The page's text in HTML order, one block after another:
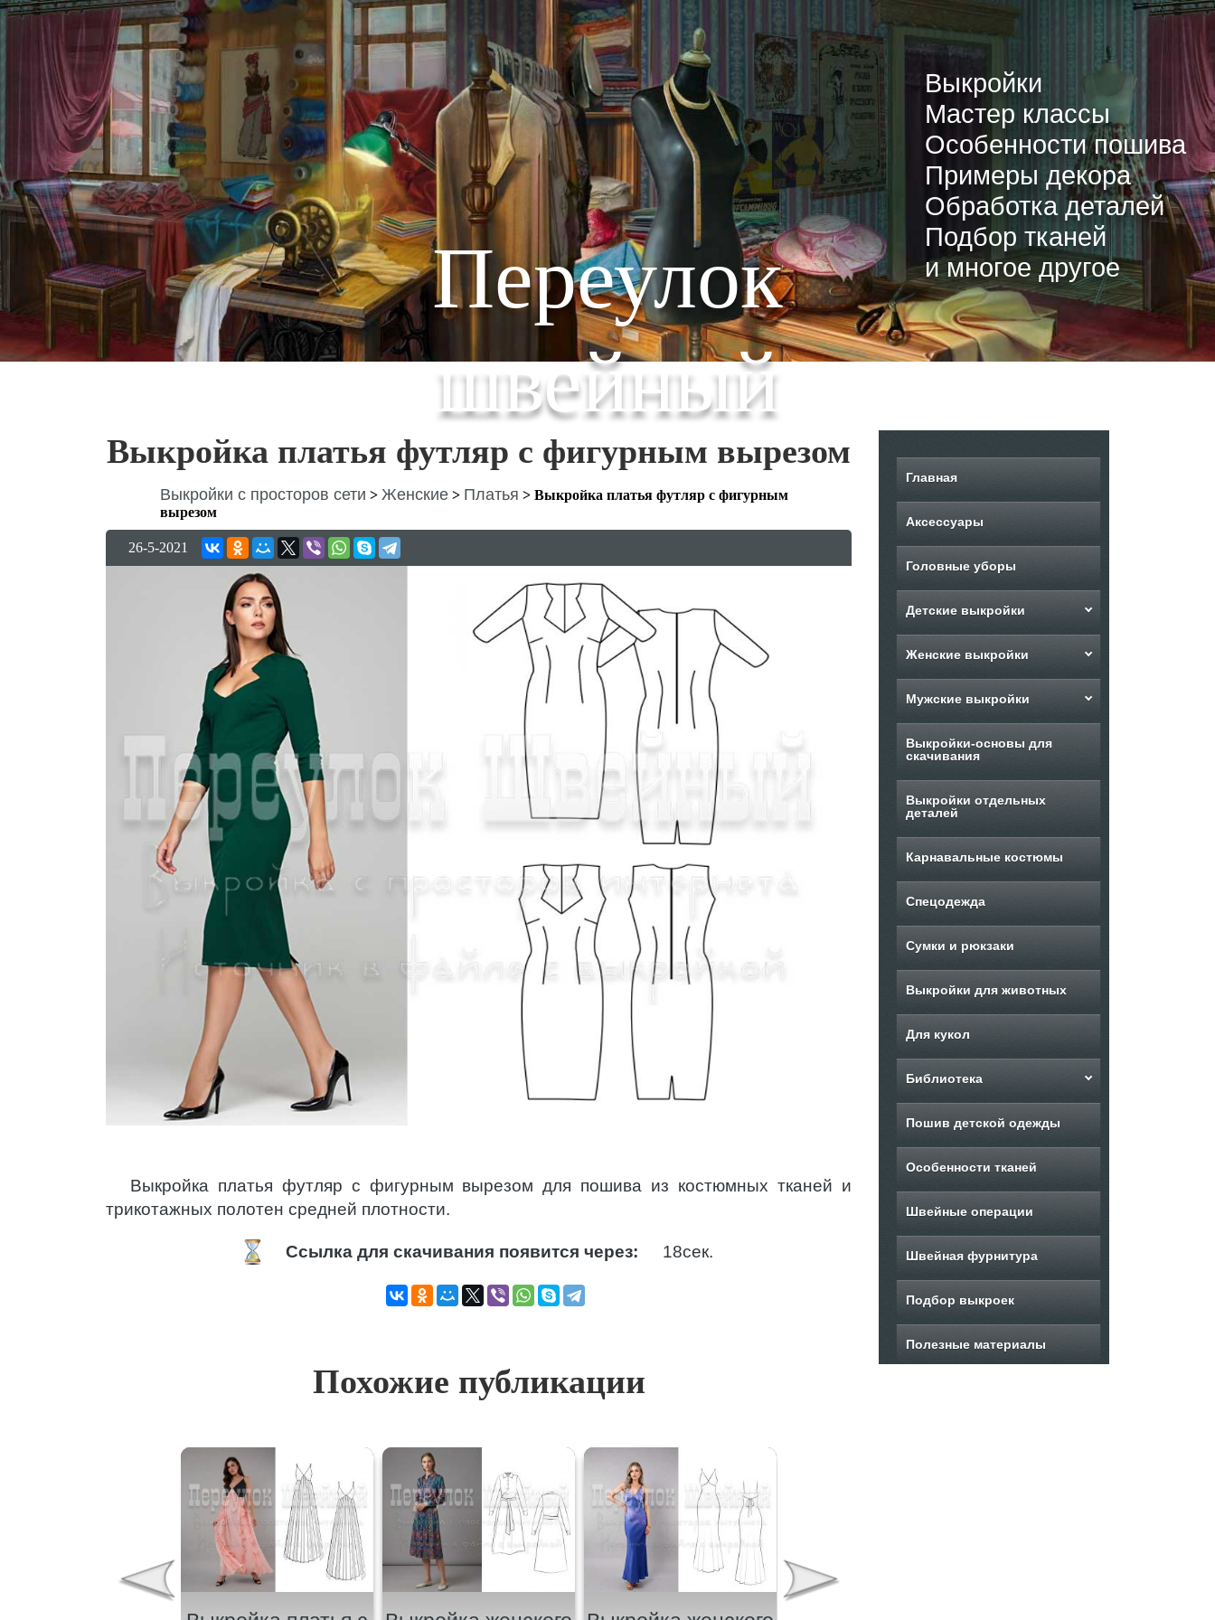
Переулок
швейный
Выкройки
Мастер классы
Особенности пошива
Примеры декора
Обработка деталей
Подбор тканей
и многое другое
Выкройка платья футляр с фигурным вырезом
Выкройки с просторов сети > Женские > Платья > Выкройка платья футляр с фигурным
вырезом
26-5-2021
Выкройка платья футляр с фигурным вырезом для пошива из костюмных тканей и
трикотажных полотен средней плотности.
Ссылка для скачивания появится через: 17сек.
Похожие публикации
Главная
Аксессуары
Головные уборы
Детские выкройки
Женские выкройки
Мужские выкройки
Выкройки-основы для
скачивания
Выкройки отдельных
деталей
Карнавальные костюмы
Спецодежда
Сумки и рюкзаки
Выкройки для животных
Для кукол
Библиотека
Пошив детской одежды
Особенности тканей
Швейные операции
Швейная фурнитура
Подбор выкроек
Полезные материалы